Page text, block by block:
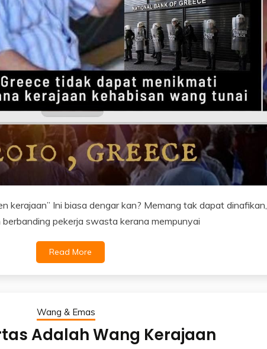
kerajaan” Ini biasa dengar kan? Memang tak dapat dinafikan,
pekerja swasta kerana mempunyai
Read More
Wang & Emas
Adalah Wang Kerajaan